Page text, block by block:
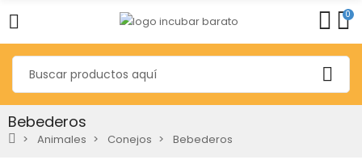
0
Bebederos
Animales Conejos Bebederos